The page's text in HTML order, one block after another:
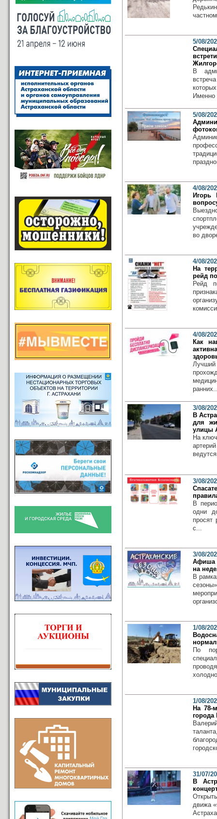
5/08/
В
Именно
5/08/
4/08/
Игорь
во
4/08/
На
рейд
Рейд
4/08/
Как
Лучший
3/08/
В
для
улицы
На
3/08/
В
одни
просят
с...
3/08/
Афиша
на
В
1/08/
По
1/08/
На 78-
31/07/
В
движа